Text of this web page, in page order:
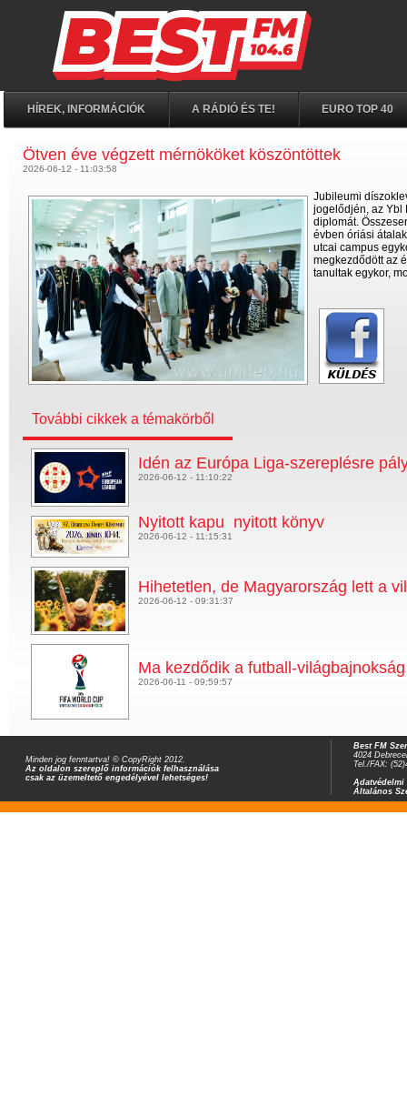
HÍREK, INFORMÁCIÓK A RÁDIÓ ÉS TE! EURO TOP 40
Ötven éve végzett mérnököket köszöntöttek
2026-06-12 - 11:03:58
Jubileumi
jogelődjén, az Ybl
diplomát.
évben óriási
utcai campus
megkezdődött az
tanultak egykor,
További cikkek a témakörből
Idén az Európa Liga-szereplésre
2026-06-12 - 11:10:22
Nyitott kapu  nyitott könyv
2026-06-12 - 11:15:31
Hihetetlen, de Magyarország lett a
2026-06-12 - 09:31:37
Ma kezdődik a futball-világbajnokság
2026-06-11 - 09:59:57
Minden jog fenntartva! © CopyRight 2012.
Az oldalon szereplő információk felhasználása
csak az üzemeltető engedélyével lehetséges!
Best FM
4024
Tel./FAX:
Adatvédelmi
Általános